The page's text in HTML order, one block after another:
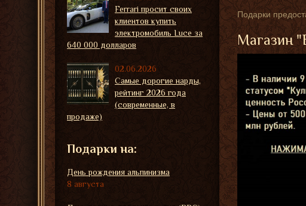
Подарки
Магазин
Ferrari просит своих
клиентов купить
электромобиль Luce за
640 000 долларов
02.06.2026
Самые дорогие нарды,
рейтинг 2026 года
(современные, в
продаже)
Подарки на:
День рождения альпинизма
8 августа